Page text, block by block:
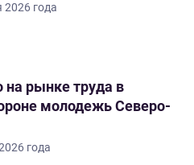
2026 года
на рынке труда в
молодежь Северо-
года